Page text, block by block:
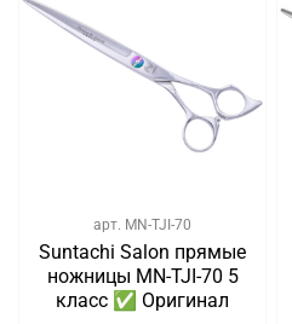
арт. MN-TJI-70
Suntachi Salon прямые
ножницы MN-TJI-70 5
класс ✅ Оригинал